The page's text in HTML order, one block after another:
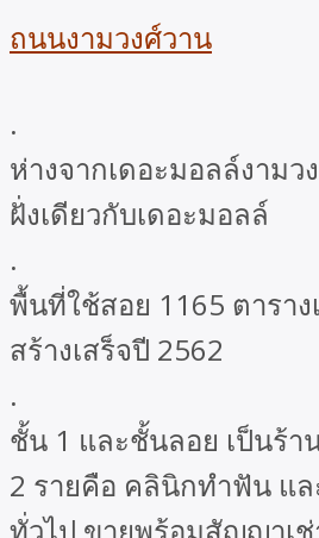
ถนนงามวงศ์วาน
.
ห่างจากเดอะมอลล์งามว
ฝั่งเดียวกับเดอะมอลล์
.
พื้นที่ใช้สอย 1165 ตาราง
สร้างเสร็จปี 2562
.
ชั้น 1 และชั้นลอย เป็นร้า
2 รายคือ คลินิกทำฟัน แ